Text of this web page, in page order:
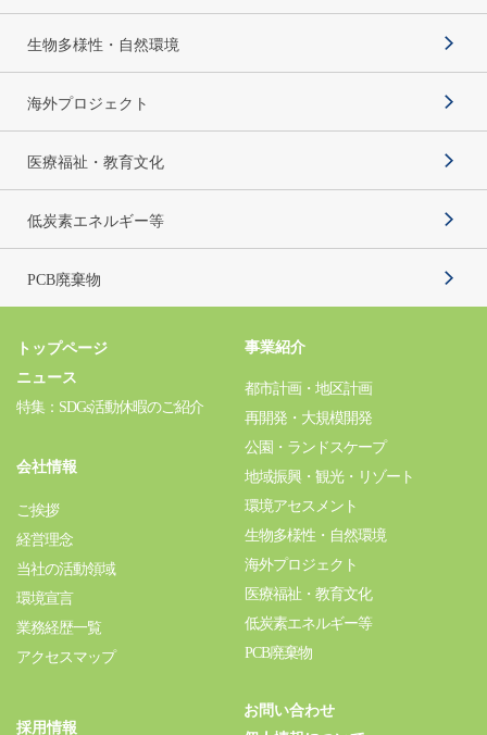
生物多様性・自然環境
海外プロジェクト
医療福祉・教育文化
低炭素エネルギー等
PCB廃棄物
トップページ
ニュース
特集：SDGs活動休暇のご紹介
会社情報
ご挨拶
経営理念
当社の活動領域
環境宣言
業務経歴一覧
アクセスマップ
事業紹介
都市計画・地区計画
再開発・大規模開発
公園・ランドスケープ
地域振興・観光・リゾート
環境アセスメント
生物多様性・自然環境
海外プロジェクト
医療福祉・教育文化
低炭素エネルギー等
PCB廃棄物
採用情報
お問い合わせ